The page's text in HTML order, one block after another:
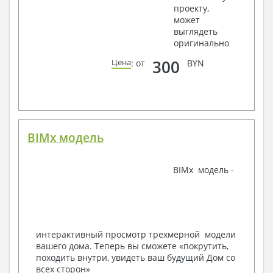
Ведомости расхода стали и бетона
3. Инженерный раздел (приобретается по желанию
Водоснабжение и канализация
канализации
Аксонометрическая схема водоснабжения и
канализации
Узлы и спецификация материалов
Спецификация материалов
Электротехнические решения:
проекту,
может
выглядеть
оригинально
Цена: от 300 BYN
BIMx модель
BIMx модель -
интерактивный просмотр трехмерной модели
вашего дома. Теперь вы сможете «покрутить,
походить внутри, увидеть ваш будущий Дом со
всех сторон»